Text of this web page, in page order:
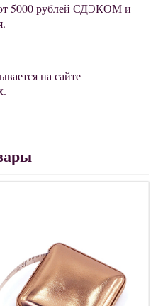
от 5000 рублей СДЭКОМ и
на сайте